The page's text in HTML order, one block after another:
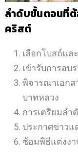
ลำดับขั้นตอนที่
คริสต์
เลือกโบสถ์แล
เข้ารับการอบ
พิจารณาเอก
บาทหลวง
การเตรียมลำ
ประกาศข่าวแ
ซ้อมพิธีแต่งง